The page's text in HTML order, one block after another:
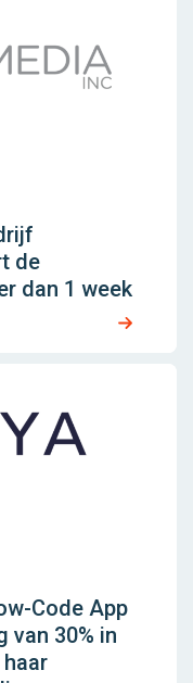
de
dan 1 week
Code App
van 30% in